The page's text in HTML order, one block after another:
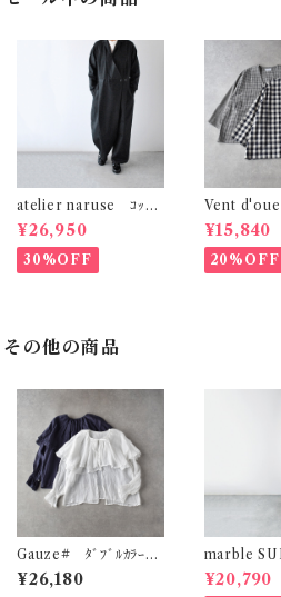
atelier naruse ｺｯﾄﾝ
ｶｼｭｸｰﾙｼﾞｬﾝﾌﾟｽｰﾂ (ﾌﾞﾗ
ｯｸ) h05110
¥26,950
30%OFF
Vent
ﾝｶﾞﾑﾁｪｯｸ ﾉ
ﾄ VE19621
¥15,840
20%OFF
その他の商品
Gauze# ﾀﾞﾌﾞﾙｶﾗｰﾋﾟ
ｴﾛﾌﾞﾗｳｽ G1185
¥26,180
marble
swag (綿) ｼ
(ﾎﾜｲﾄ)
¥20,790